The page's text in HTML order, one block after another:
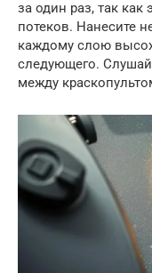
за один раз, так
потеков. Нанесите
каждому слою
следующего.
между